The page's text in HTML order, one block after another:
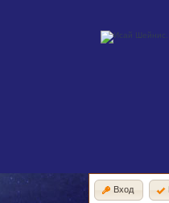
Вход